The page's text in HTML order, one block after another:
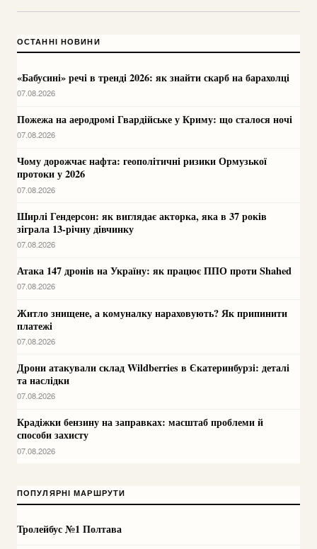
ОСТАННІ НОВИНИ
«Бабусині» речі в тренді 2026: як знайти скарб на барахолці
07.08.2026
Пожежа на аеродромі Гвардійське у Криму: що сталося ночі
07.08.2026
Чому дорожчає нафта: геополітичні ризики Ормузької
протоки у 2026
07.08.2026
Ширлі Гендерсон: як виглядає акторка, яка в 37 років
зіграла 13-річну дівчинку
07.08.2026
Атака 147 дронів на Україну: як працює ППО проти Shahed
07.08.2026
Житло знищене, а комуналку нараховують? Як припинити
платежі
07.08.2026
Дрони атакували склад Wildberries в Єкатеринбурзі: деталі
та наслідки
07.08.2026
Крадіжки бензину на заправках: масштаб проблеми й
способи захисту
07.08.2026
ПОПУЛЯРНІ МАРШРУТИ
Тролейбус №1 Полтава